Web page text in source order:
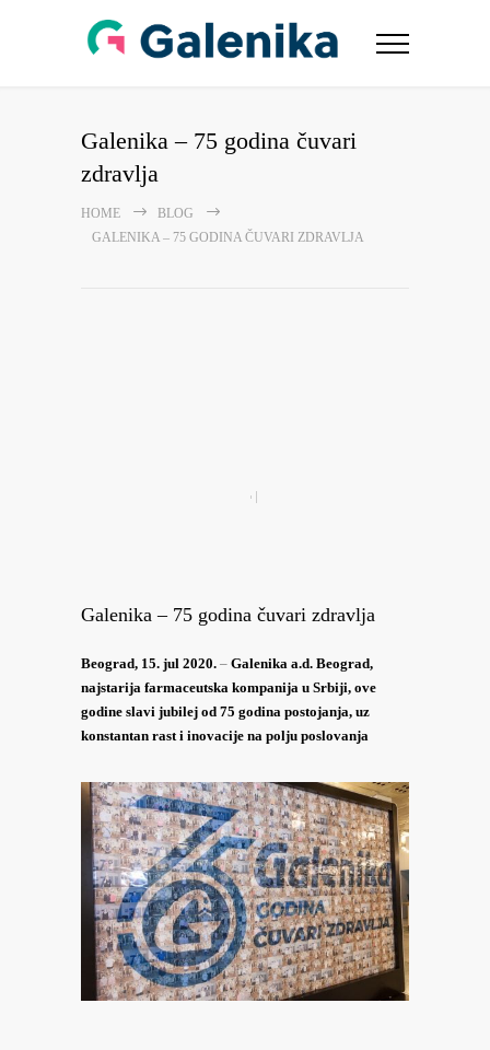
Galenika – 75 godina čuvari
zdravlja
HOME
BLOG
GALENIKA – 75 GODINA ČUVARI ZDRAVLJA
Galenika – 75 godina čuvari zdravlja
Beograd, 15. jul 2020. – Galenika a.d. Beograd,
najstarija farmaceutska kompanija u Srbiji, ove
godine slavi jubilej od 75 godina postojanja, uz
konstantan rast i inovacije na polju poslovanja